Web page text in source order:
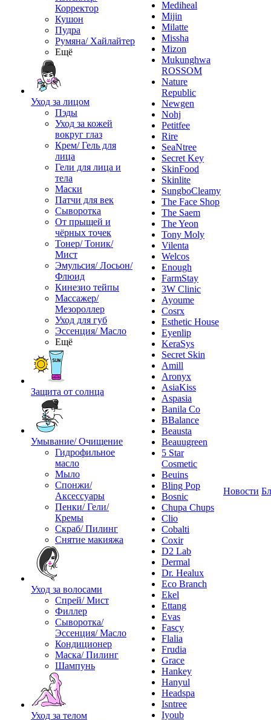
Корректор
Кушон
Пудра
Румяна/ Хайлайтер
Ещё
Уход за лицом
Пэды
Уход за кожей
вокруг глаз
Крем/ Гель для
лица
Гели для лица и
тела
Маски
Патчи для век
Сыворотка
От прыщей и
чёрных точек
Тонер/ Тоник/
Мист
Эмульсия/ Лосьон/
Флюид
Кинезио тейпы
Массажер/
Мезороллер
Уход для губ
Эссенция/ Масло
Ещё
Защита от солнца
Умывание/ Очищение
Гидрофильное
масло
Мыло
Спонжи/
Аксессуары
Пенки/ Гели/
Кремы
Скраб/ Пилинг
Снятие макияжа
Уход за волосами
Спрей/ Мист
Филлер
Сыворотка/
Эссенция/ Масло
Кондиционер
Маска/ Пилинг
Шампунь
Уход за телом
Mediheal
Mijin
Milatte
Missha
Mizon
Mukunghwa
ROSSOM
Nature
Republic
Newgen
Nohj
Petitfee
Rire
SeaNtree
Secret Key
SkinFood
Skinlite
SungboCleamy
The Face Shop
The Saem
The Yeon
Tony Moly
Vilenta
Welcos
Enough
FarmStay
3W Clinic
Ayoume
Cosrx
Esthetic House
Eyenlip
KeraSys
Secret Skin
Amill
Aronyx
AsiaKiss
Aspasia
Banila Co
BBalance
Beausta
Beauugreen
5 Star
Cosmetic
Beuins
Bling Pop
Bosnic
Chupa Chups
Clio
Cobalti
Coxir
D2 Lab
Dermal
Dr. Healux
Eco Branch
Ekel
Ettang
Evas
Fascy
Flalia
Frudia
Grace
Hankey
Hanyul
Headspa
Isntree
Iyoub
Новости